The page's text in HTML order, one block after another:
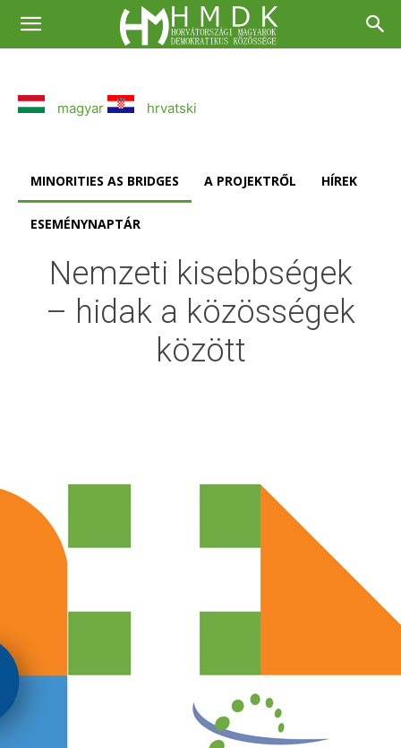
magyar hrvatski
MINORITIES AS BRIDGES A PROJEKTRŐL HÍREK
ESEMÉNYNAPTÁR
Nemzeti kisebbségek
– hidak a közösségek
között